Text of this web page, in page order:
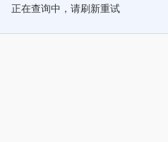
正在查询中，请刷新重试